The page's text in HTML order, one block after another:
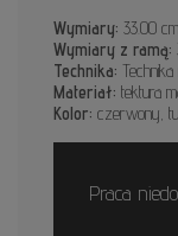
Wymiary: 33.00
Wymiary z ramą:
Technika:
Materiał: tektura
Kolor: czerwony,
Praca